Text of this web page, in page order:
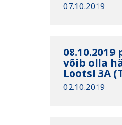
07.10.2019
võib olla
Lootsi 3A
02.10.2019